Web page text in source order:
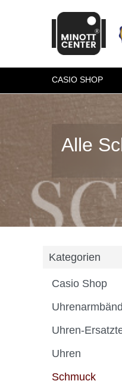
CASIO SHOP
Alle
Kategorien
Casio Shop
Uhren-
Uhren
Schmuck